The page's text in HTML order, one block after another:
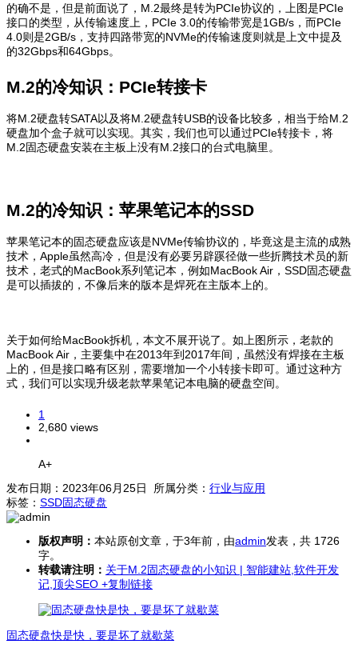
的确不是，但是前面说了，M.2最终是转为PCIe协议的，上图是PCIe
接口的类型，从传输速度上，PCIe 3.0的传输带宽是1GB/s，而PCIe
4.0则是2GB/s，支持四路带宽的NVMe的传输速度则就是上文中提及
的32Gbps和64Gbps。
M.2的冷知识：PCIe转接卡
将M.2硬盘转SATA以及将M.2硬盘转USB的设备比较多，相当于给M.2
硬盘加个盒子就可以实现。其实，我们也可以通过PCIe转接卡，将
M.2固态硬盘安装在主板上没有M.2接口的台式电脑里。
M.2的冷知识：苹果笔记本的SSD
苹果笔记本的固态硬盘应该是NVMe传输协议的，毕竟这是主流的成熟
技术，Apple虽然高冷，但是没有必要另辟蹊径做一些折腾技术员的新
技术，老式的MacBook系列笔记本，例如MacBook Air，SSD固态硬盘
是可以插拔的，不像后来的版本是焊死在主版本上的。
关于如何给MacBook拆机，本文不展开说了。如上图所示，老款的
MacBook Air，主要集中在2013年到2017年间，虽然没有焊接在主板
上的，但是接口略有区别，需要增加一个小转接卡即可。通过这种方
式，我们可以实现升级老款苹果笔记本电脑的硬盘空间。
1
2,680 views
A+
发布日期：2023年06月25日 所属分类： 行业与应用
标签： SSD固态硬盘
版权声明： 本站原创文章，于3年前，由admin发表，共 1726
字。
转载请注明： 关于M.2固态硬盘的小知识 | 智能建站,软件开发
记,顶尖SEO +复制链接
固态硬盘快是快，要是坏了就歇菜